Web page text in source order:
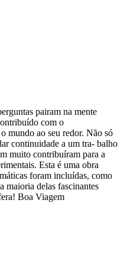
pairam na mente
com o
mundo ao seu redor. Não só
continuidade a um tra- balho
muito contribuíram para a
Esta é uma obra
foram incluídas, como
maioria delas fascinantes
Boa Viagem